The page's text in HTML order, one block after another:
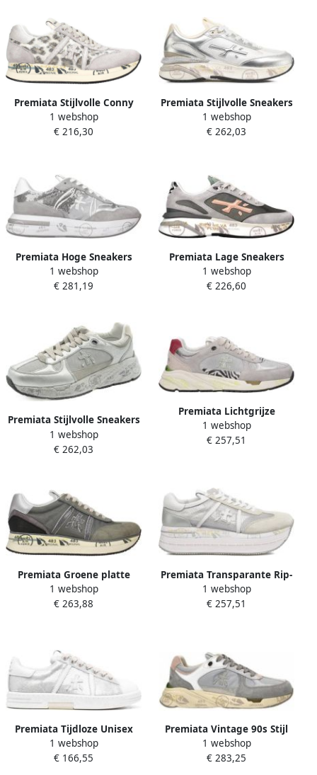
Premiata Stijlvolle Conny
Damesschoenen
1 webshop
€ 216,30
Premiata Stijlvolle Sneakers
voor Mannen en Vrouwen
Multicolor Dames
1 webshop
€ 262,03
Premiata Hoge Sneakers
CASSIE
1 webshop
€ 281,19
Premiata Lage Sneakers
MOERUND
1 webshop
€ 226,60
Premiata Stijlvolle Sneakers
voor Dagelijks Gebruik Gray
Heren
1 webshop
€ 262,03
Premiata Lichtgrijze
Sneakers met Dierendetails
Gray Dames
1 webshop
€ 257,51
Premiata Groene platte
schoenen Suède Stof
Rubber Green Dames
1 webshop
€ 263,88
Premiata Transparante Rip-
Stop Beth Sneakers Grijs
Gray Dames
1 webshop
€ 257,51
Premiata Tijdloze Unisex
Paillet Sneakers Gray
Dames
1 webshop
€ 166,55
Premiata Vintage 90s Stijl
Sneakers
1 webshop
€ 283,25